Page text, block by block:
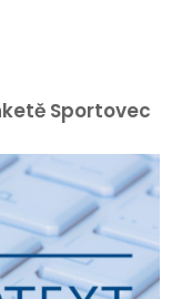
Sportovec